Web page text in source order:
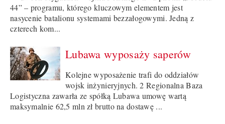
44” – programu, którego kluczowym elementem jest
nasycenie batalionu systemami bezzałogowymi. Jedną z
czterech kom...
Lubawa wyposaży saperów
Kolejne wyposażenie trafi do oddziałów
wojsk inżynieryjnych. 2 Regionalna Baza
Logistyczna zawarła ze spółką Lubawa umowę wartą
maksymalnie 62,5 mln zł brutto na dostawę ...